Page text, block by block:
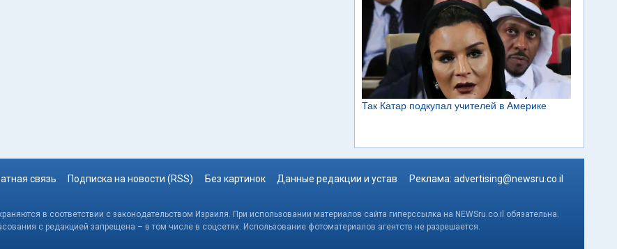
связь Подписка на новости (RSS) Без картинок Данные редакции и устав Реклама: advertising@newsru.co.il
в соответствии с законодательством Израиля. При использовании материалов сайта гиперссылка на NEWSru.co.il обязательна.
с редакцией запрещена – в том числе в соцсетях. Использование фотоматериалов агентств не разрешается.